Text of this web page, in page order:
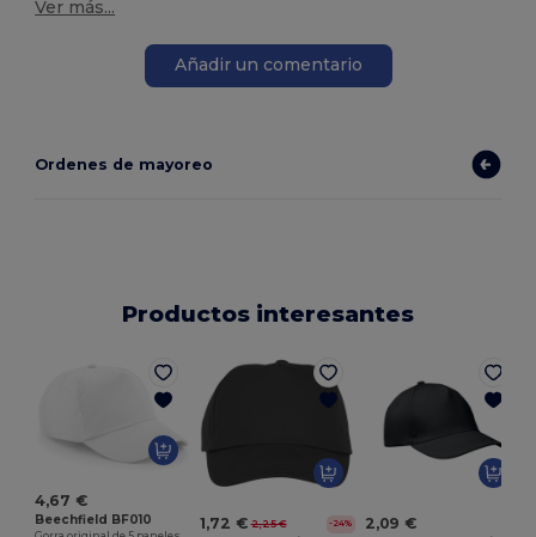
Ver más...
Añadir un comentario
Ordenes de mayoreo
Productos interesantes
4,67 €
Beechfield BF010 1,72 € 2,25 € -24% 2,09 €